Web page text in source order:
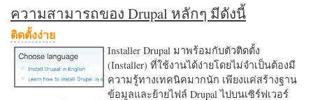
ความสามารถของ Drupal หลักๆ มีดังนี้
ติดตั้งง่าย
Installer Drupal มาพร้อมกับตัวติดตั้ง
(Installer) ที่ใช้งานได้ง่ายโดยไม่จำเป็นต้องมี
ความรู้ทางเทคนิคมากนัก เพียงแค่สร้างฐาน
ข้อมูลและย้ายไฟล์ Drupal ไปบนเซิร์ฟเวอร์